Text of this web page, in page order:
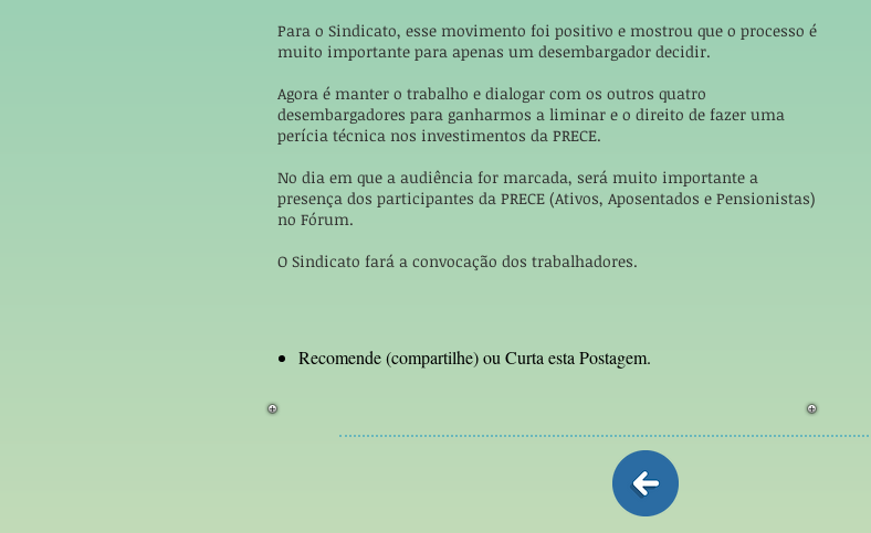
Para o Sindicato, esse movimento foi positivo e mostrou que o processo é
muito importante para apenas um desembargador decidir.
Agora é manter o trabalho e dialogar com os outros quatro
desembargadores para ganharmos a liminar e o direito de fazer uma
perícia técnica nos investimentos da PRECE.
No dia em que a audiência for marcada, será muito importante a
presença dos participantes da PRECE (Ativos, Aposentados e Pensionistas)
no Fórum.
O Sindicato fará a convocação dos trabalhadores.
Recomende (compartilhe) ou Curta esta Postagem.